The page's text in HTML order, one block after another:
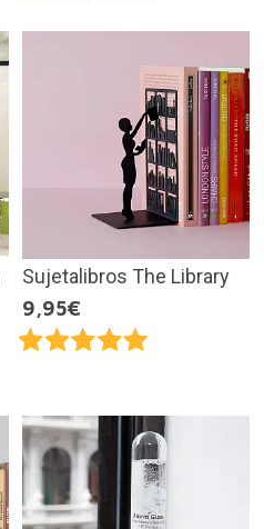
Sujetalibros The Library
9,95€